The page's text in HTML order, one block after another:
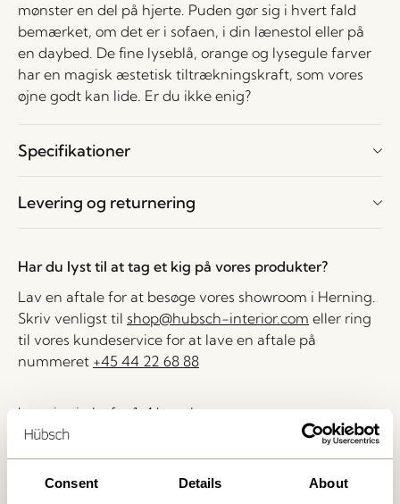
Consent Details About
mønster en del på hjerte. Puden gør sig i hvert fald
bemærket, om det er i sofaen, i din lænestol eller på
en daybed. De fine lyseblå, orange og lysegule farver
har en magisk æstetisk tiltrækningskraft, som vores
øjne godt kan lide. Er du ikke enig?
Specifikationer
Levering og returnering
Har du lyst til at tag et kig på vores produkter?
Lav en aftale for at besøge vores showroom i Herning.
Skriv venligst til shop@hubsch-interior.com eller ring
til vores kundeservice for at lave en aftale på
nummeret +45 44 22 68 88
Levering indenfor 1-4 hverdage
30 dages returret
Fri fragt over499 DKK*